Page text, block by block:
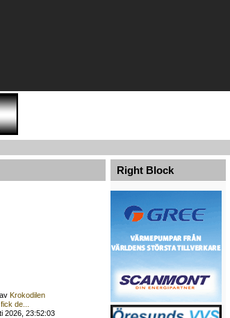
avKrokodilen
de...
2026, 23:52:03
Right Block